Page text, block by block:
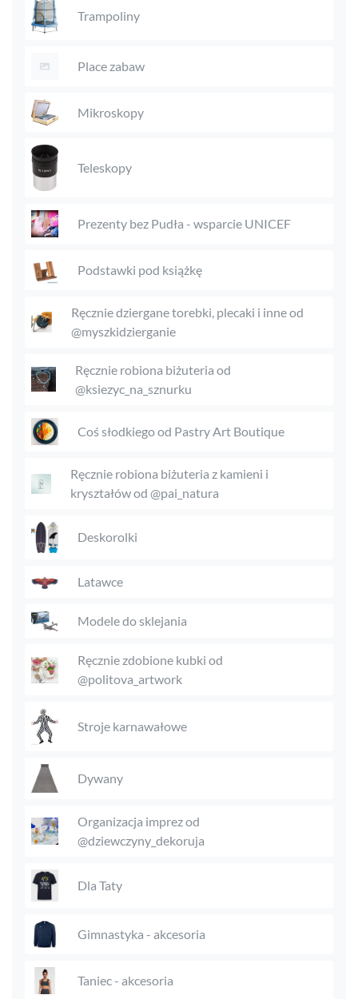
Trampoliny
Place zabaw
Mikroskopy
Teleskopy
Prezenty bez Pudła - wsparcie UNICEF
Podstawki pod książkę
Ręcznie dziergane torebki, plecaki i inne od
@myszkidzierganie
Ręcznie robiona biżuteria od
@ksiezyc_na_sznurku
Coś słodkiego od Pastry Art Boutique
Ręcznie robiona biżuteria z kamieni i
kryształów od @pai_natura
Deskorolki
Latawce
Modele do sklejania
Ręcznie zdobione kubki od
@politova_artwork
Stroje karnawałowe
Dywany
Organizacja imprez od
@dziewczyny_dekoruja
Dla Taty
Gimnastyka - akcesoria
Taniec - akcesoria